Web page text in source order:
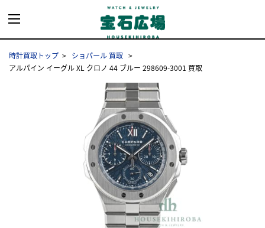
時計買取トップ
ショパール 買取
アルパイン イーグル XL クロノ 44 ブルー 298609-3001 買取